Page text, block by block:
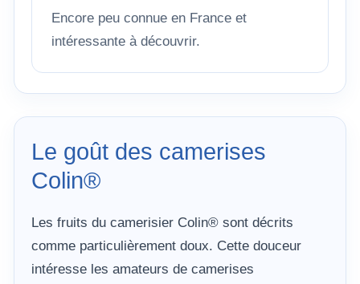
Encore peu connue en France et
intéressante à découvrir.
Le goût des camerises
Colin®
Les fruits du camerisier Colin® sont décrits
comme particulièrement doux. Cette douceur
intéresse les amateurs de camerises